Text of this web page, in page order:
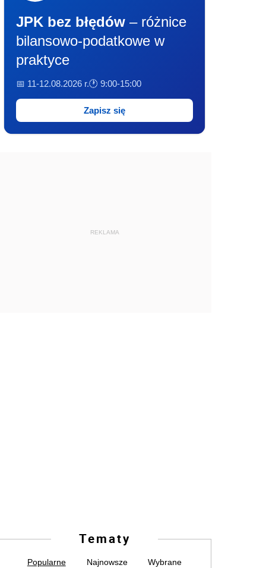
JPK bez błędów – różnice
bilansowo-podatkowe w
praktyce
📅 11-12.08.2026 r.🕐 9:00-15:00
Zapisz się
REKLAMA
Tematy
Popularne Najnowsze Wybrane